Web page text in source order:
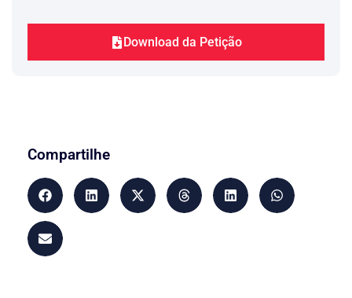
cobrados na forma de capitalização
diária. É preciso salientar, outrossim,
o contrato de adesão, acostado
com a inicial,em momento algum
O Promovente, ademais, acredita que,
com a taxa de juros remuneratórios
débito totalmente quitado, onde, para
tanto, acostam-se vários extratos dando
conta de tal desiderato. ( docs. 02/11).
Constata-se que em um único mês, de
juros – e somente desse encargo –, fora
Download da Petição
Compartilhe